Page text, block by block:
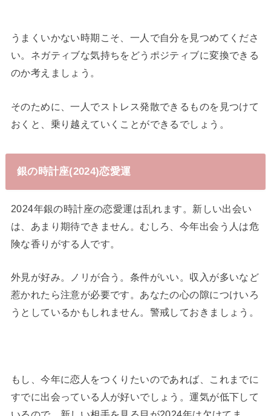
うまくいかない時期こそ、一人で自分を見つめてくださ
い。ネガティブな気持ちをどうポジティブに変換できる
のか考えましょう。
そのために、一人でストレス発散できるものを見つけて
おくと、乗り越えていくことができるでしょう。
銀の時計座(2024)恋愛運
2024年銀の時計座の恋愛運は乱れます。新しい出会い
は、あまり期待できません。むしろ、今年出会う人は危
険な香りがする人です。
外見が好み。ノリが合う。条件がいい。収入が多いなど
惹かれたら注意が必要です。あなたの心の隙につけいろ
うとしているかもしれません。警戒しておきましょう。
もし、今年に恋人をつくりたいのであれば、これまでに
すでに出会っている人が好いでしょう。運気が低下して